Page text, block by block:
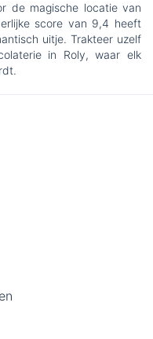
de magische locatie van
score van 9,4 heeft
uitje. Trakteer uzelf
in Roly, waar elk